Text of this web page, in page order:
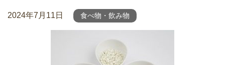
2024年7月11日 食べ物・飲み物